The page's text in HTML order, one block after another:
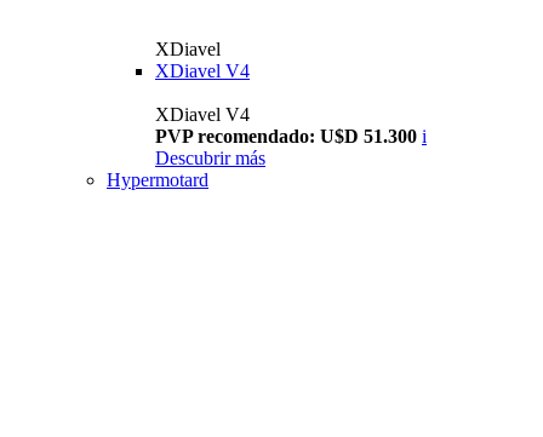
XDiavel
XDiavel V4
XDiavel V4
PVP recomendado: U$D 51.300 i
Descubrir más
Hypermotard